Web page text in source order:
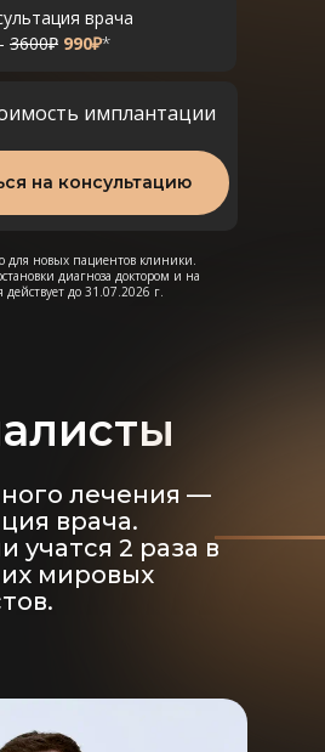
на консультацию
имплантации
для новых пациентов клиники.
диагноза доктором и на
действует до 31.07.2026 г.
врача
3600₽ 990₽*
лечения —
врача.
учатся 2 раза в
мировых